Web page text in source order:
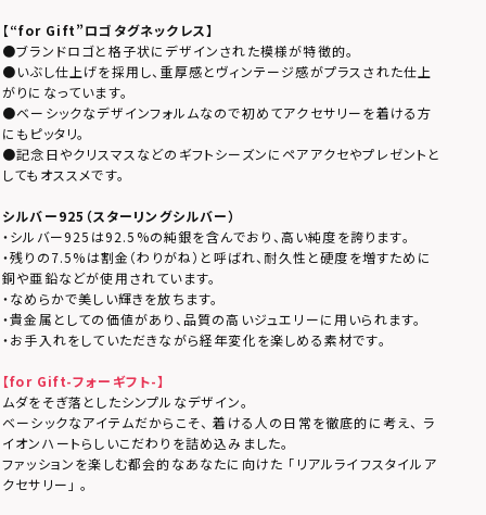
【“for Gift”ロゴタグネックレス】
●ブランドロゴと格子状にデザインされた模様が特徴的。
●いぶし仕上げを採用し、重厚感とヴィンテージ感がプラスされた仕上
がりになっています。
●ベーシックなデザインフォルムなので初めてアクセサリーを着ける方
にもピッタリ。
●記念日やクリスマスなどのギフトシーズンにペアアクセやプレゼントと
してもオススメです。
シルバー925（スターリングシルバー）
・シルバー925は92.5%の純銀を含んでおり、高い純度を誇ります。
・残りの7.5%は割金（わりがね）と呼ばれ、耐久性と硬度を増すために
銅や亜鉛などが使用されています。
・なめらかで美しい輝きを放ちます。
・貴金属としての価値があり、品質の高いジュエリーに用いられます。
・お手入れをしていただきながら経年変化を楽しめる素材です。
【for Gift-フォーギフト-】
ムダをそぎ落としたシンプルなデザイン。
ベーシックなアイテムだからこそ、 着ける人の日常を徹底的に考え、 ラ
イオンハートらしいこだわりを詰め込みました。
ファッションを楽しむ都会的なあなたに向けた 「リアルライフスタイルア
クセサリー」 。